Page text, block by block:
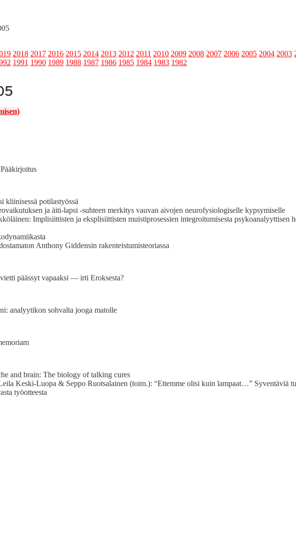
2018 2017 2016 2015 2014 2013 2012 2011 2010 2009 2008 2007 2006 2005 2004 2003
1991 1990 1989 1988 1987 1986 1985 1984 1983 1982
kli­inisessä potilastyössä
ja äiti-lap­si ‑suh­teen merk­i­tys vau­van aivo­jen neu­ro­fy­s­i­ol­o­giselle kypsymiselle
Implisi­it­tis­ten ja eksplisi­it­tis­ten muis­tipros­essien inte­groi­tu­mis­es­ta psyko­ana­lyyt­tisen
Antho­ny Gid­densin rakenteistumisteoriassa
päässyt vapaak­si — irti Eroksesta?
ana­lyytikon sohval­ta jooga matolle
and brain: The biol­o­gy of talk­ing cures
Kes­ki-Luopa & Sep­po Ruot­salainen (toim.): “Ettemme olisi kuin lam­paat…” Syven­täviä
työotteesta